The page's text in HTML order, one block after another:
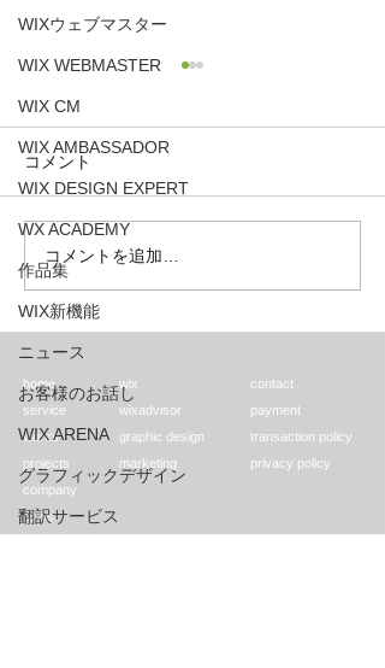
WIXウェブマスター
WIX WEBMASTER
WIX CM
WIX AMBASSADOR
WIX DESIGN EXPERT
WX ACADEMY
作品集
WIX新機能
ニュース
お客様のお話し
WIX ARENA
グラフィックデザイン
翻訳サービス
Wix社よりEDITOR Xの日
本語がリリースされまし
た！
コメント
コメントを追加…
home
service
works
projects
company
news
wix
wixadvisor
graphic design
marketing
contact
payment
transaction policy
privacy policy